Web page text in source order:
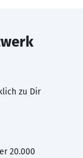
zu Dir
20.000